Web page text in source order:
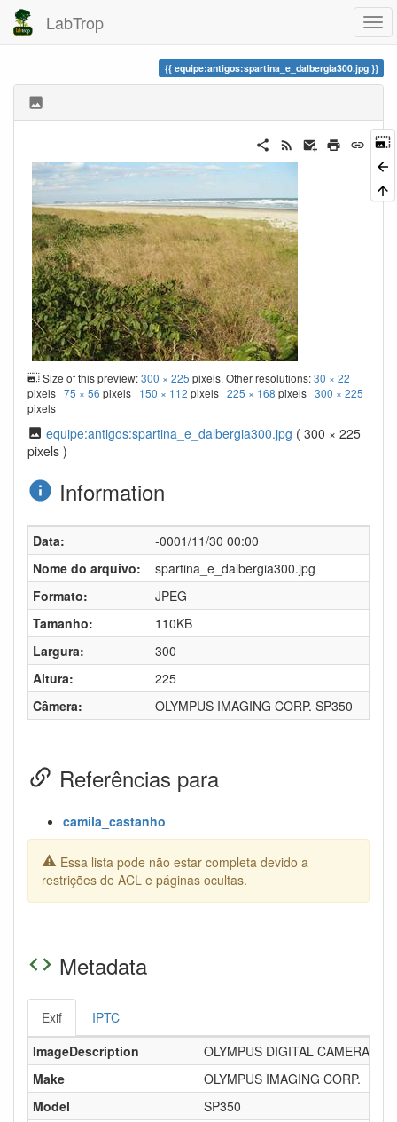
LabTrop
equipe:antigos:spartina_e_dalbergia300.jpg
Size of this preview:300 × 225 pixels. Other resolutions:30 × 22
pixels 75 × 56 pixels 150 × 112 pixels 225 × 168 pixels 300 × 225
pixels
equipe:antigos:spartina_e_dalbergia300.jpg ( 300 × 225
pixels )
Information
Data:
-0001/11/30 00:00
Nome do arquivo:
spartina_e_dalbergia300.jpg
Formato:
JPEG
Tamanho:
110KB
Largura:
300
Altura:
225
Câmera:
OLYMPUS IMAGING CORP. SP350
Referências para
camila_castanho
Essa lista pode não estar completa devido a
restrições de ACL e páginas ocultas.
Metadata
Exif
IPTC
ImageDescription
OLYMPUS DIGITAL CAMERA
Make
OLYMPUS IMAGING CORP.
Model
SP350